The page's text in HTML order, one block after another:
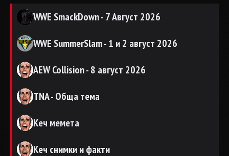
WWE SmackDown - 7 Август 2026
WWE SummerSlam - 1 и 2 август 2026
AEW Collision - 8 август 2026
TNA - Обща тема
Кеч мемета
Кеч снимки и факти